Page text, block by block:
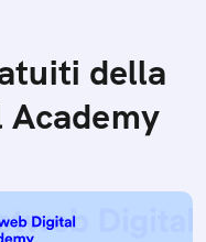
della
Academy